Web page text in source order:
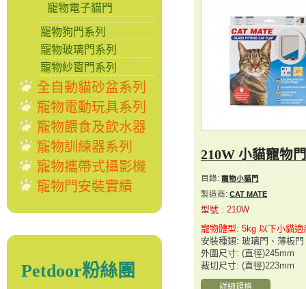
寵物電子貓門
寵物狗門系列
寵物玻璃門系列
寵物紗窗門系列
全自動貓砂盆系列
寵物電動玩具系列
寵物餵食及飲水器
寵物訓練器系列
寵物攜帶式攝影機
寵物門安裝實績
Petdoor粉絲團
210W 小貓寵物門
目錄: 寵物小貓門
製造商: CAT MATE
型號 : 210W
寵物體型: 5kg 以下小貓適
安裝種類: 玻璃門、薄板
外圍尺寸: (直徑)245mm
裁切尺寸: (直徑)223mm
詳細規格